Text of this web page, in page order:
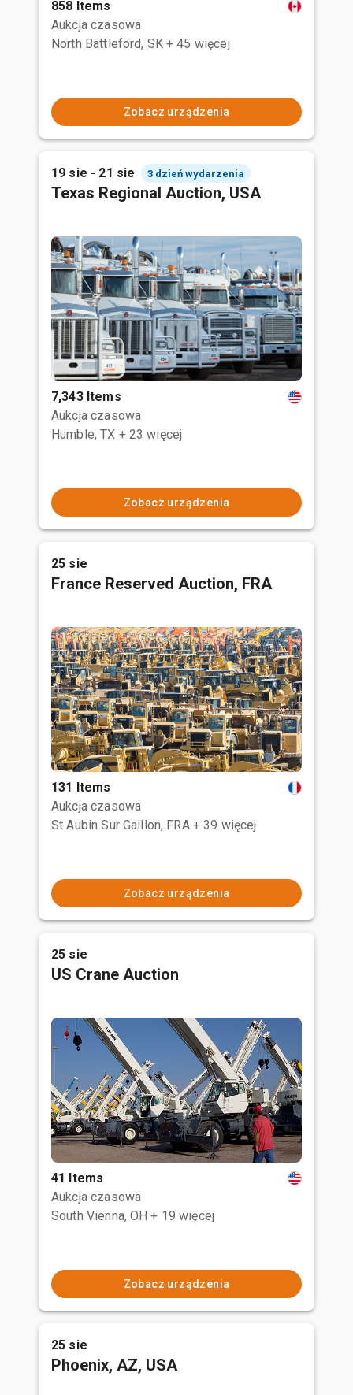
858 Items
Aukcja czasowa
North Battleford, SK + 45 więcej
Zobacz urządzenia
19 sie - 21 sie 3 dzień wydarzenia
Texas Regional Auction, USA
7,343 Items
Aukcja czasowa
Humble, TX + 23 więcej
Zobacz urządzenia
25 sie
France Reserved Auction, FRA
131 Items
Aukcja czasowa
St Aubin Sur Gaillon, FRA + 39 więcej
Zobacz urządzenia
25 sie
US Crane Auction
41 Items
Aukcja czasowa
South Vienna, OH + 19 więcej
Zobacz urządzenia
25 sie
Phoenix, AZ, USA